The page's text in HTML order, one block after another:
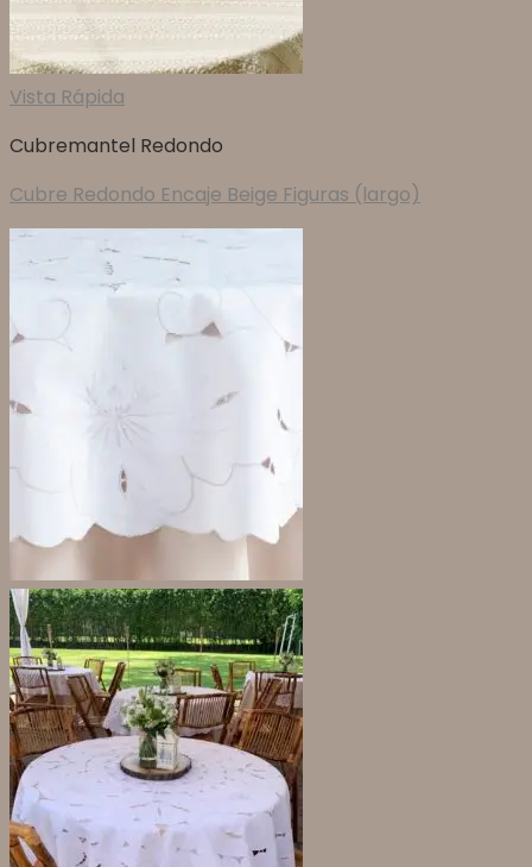
Vista Rápida
Cubremantel Redondo
Cubre Redondo Encaje Beige Figuras (largo)